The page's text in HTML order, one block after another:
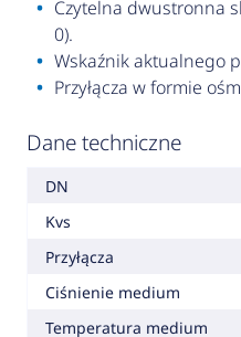
Czytelna dwustronna
0).
Wskaźnik aktualnego
Przyłącza w formie
Dane techniczne
DN
Kvs
Przyłącza
Ciśnienie medium
Temperatura medium